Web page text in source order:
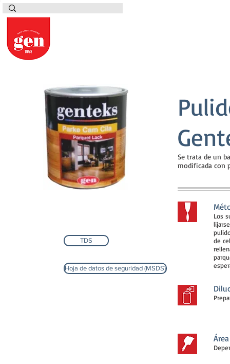
TDS
Hoja de datos de seguridad (MSDS)
Se trata de un
modificada con
Los
de